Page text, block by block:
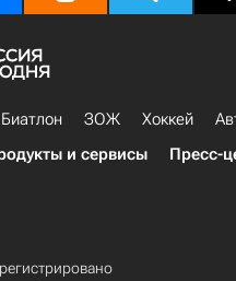
Биатлон ЗОЖ Хоккей
и сервисы Пресс-